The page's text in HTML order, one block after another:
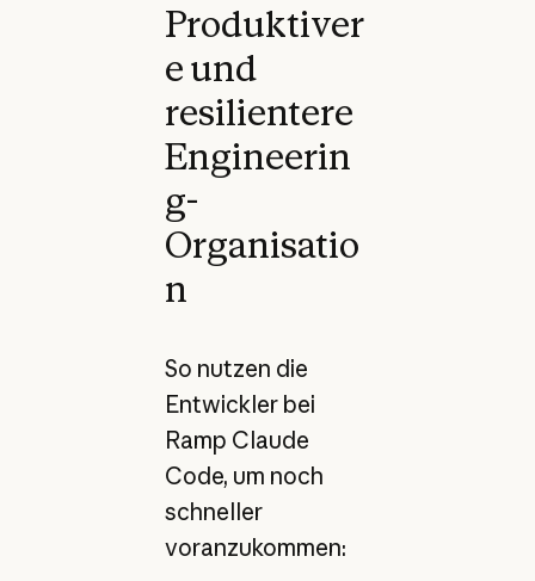
Produktiver
e und
resilientere
Engineerin
g-
Organisatio
n
So nutzen die
Entwickler bei
Ramp Claude
Code, um noch
schneller
voranzukommen: